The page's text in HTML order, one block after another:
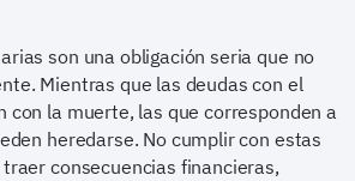
son una obligación seria que no
Mientras que las deudas con el
con la muerte, las que corresponden a
heredarse. No cumplir con estas
consecuencias financieras,